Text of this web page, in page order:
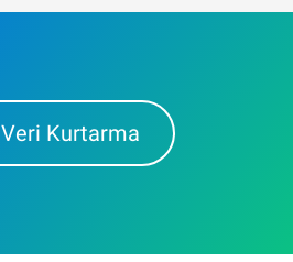
Veri Kurtarma